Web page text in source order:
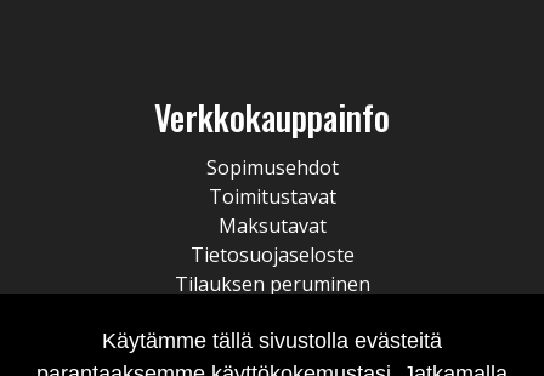
Verkkokauppainfo
Sopimusehdot
Toimitustavat
Maksutavat
Tietosuojaseloste
Tilauksen peruminen
Käytämme tällä sivustolla evästeitä